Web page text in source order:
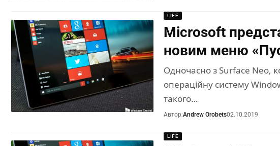
LIFE
Microsoft
новим меню
Одночасно з Surface Neo,
операційну систему
такого…
Автор:Andrew Orobets02.10.2019
LIFE